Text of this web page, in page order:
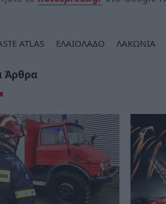
ATLAS ΕΛΑΙΟΛΑΔΟ ΛΑΚΩΝΙΑ
Άρθρα